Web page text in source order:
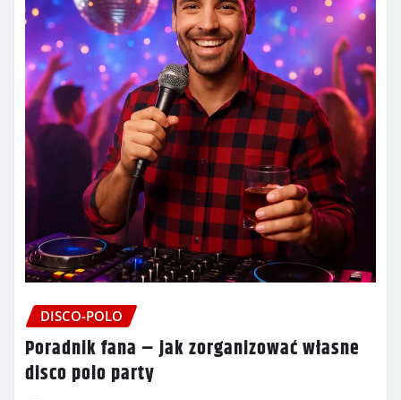
DISCO-POLO
Poradnik fana – jak zorganizować własne
disco polo party